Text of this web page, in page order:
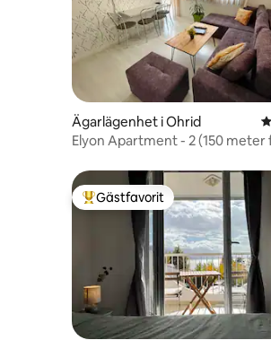
Ägarlägenhet i Ohrid
Elyon Apartment - 2 (150 meter från sjön
Populär gästfavorit
Gästfavorit